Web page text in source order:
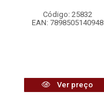
Código: 25832
EAN: 7898505140948
Ver preço